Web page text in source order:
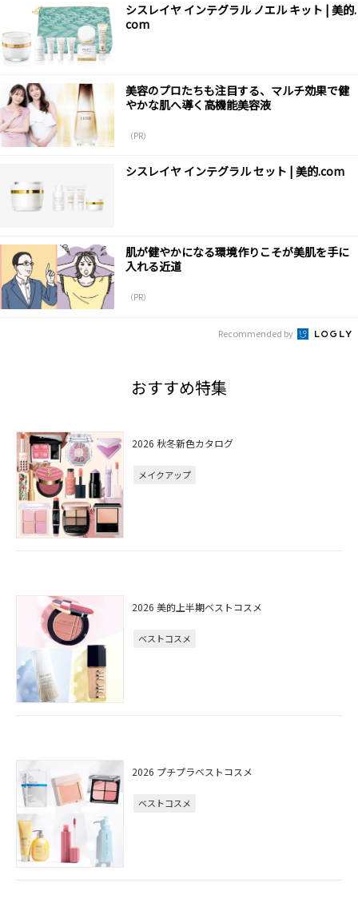
シスレイヤ インテグラル ノエル キット | 美的.
com
美容のプロたちも注目する、マルチ効果で健
やかな肌へ導く高機能美容液
（PR）
シスレイヤ インテグラル セット | 美的.com
肌が健やかになる環境作りこそが美肌を手に
入れる近道
（PR）
Recommended by
おすすめ特集
2026 秋冬新色カタログ
メイクアップ
2026 美的上半期ベストコスメ
ベストコスメ
2026 プチプラベストコスメ
ベストコスメ